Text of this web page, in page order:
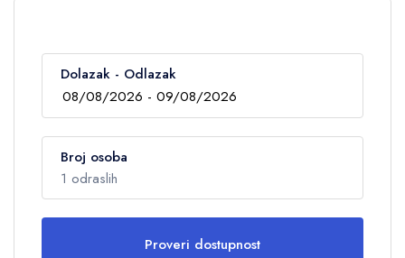
Dolazak - Odlazak
Broj osoba
1 odraslih
Proveri dostupnost